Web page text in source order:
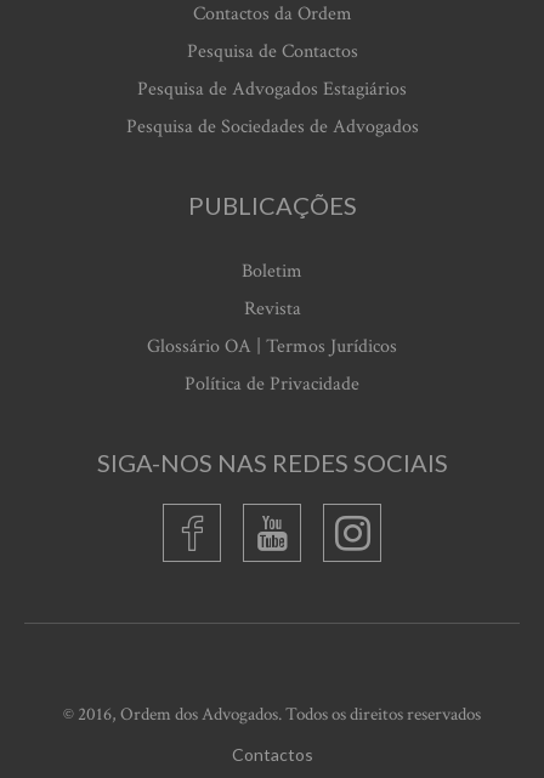
Contactos da Ordem
Pesquisa de Contactos
Pesquisa de Advogados Estagiários
Pesquisa de Sociedades de Advogados
PUBLICAÇÕES
Boletim
Revista
Glossário OA | Termos Jurídicos
Política de Privacidade
SIGA-NOS NAS REDES SOCIAIS
© 2016, Ordem dos Advogados. Todos os direitos reservados
Contactos